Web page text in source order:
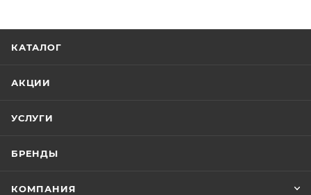
КАТАЛОГ
АКЦИИ
УСЛУГИ
БРЕНДЫ
КОМПАНИЯ